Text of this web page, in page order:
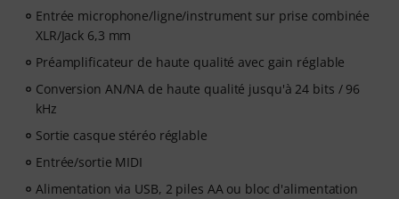
Entrée microphone/ligne/instrument sur prise combinée
XLR/Jack 6,3 mm
Préamplificateur de haute qualité avec gain réglable
Conversion AN/NA de haute qualité jusqu'à 24 bits / 96
kHz
Sortie casque stéréo réglable
Entrée/sortie MIDI
Alimentation via USB, 2 piles AA ou bloc d'alimentation